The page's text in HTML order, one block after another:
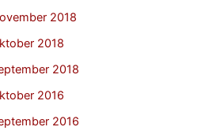
2018
2018
2018
2016
2016